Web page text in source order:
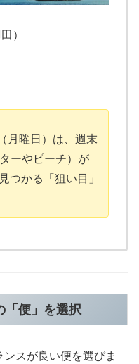
）
月曜日）は、週末
ーやピーチ）が
つかる「狙い目」
「便」を選択
スが良い便を選びま